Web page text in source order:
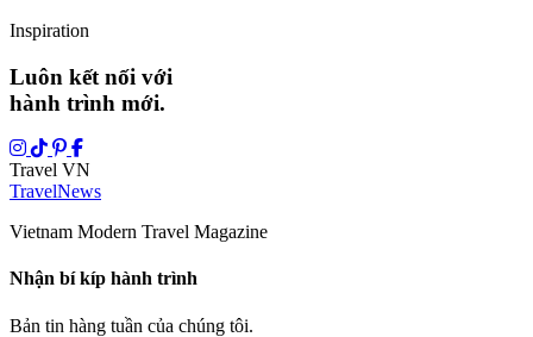
Inspiration
Luôn kết nối với
hành trình mới.
Travel VN
TravelNews
Vietnam Modern Travel Magazine
Nhận bí kíp hành trình
Bản tin hàng tuần của chúng tôi.